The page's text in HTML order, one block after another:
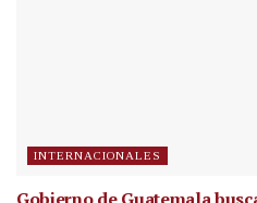
INTERNACIONALES